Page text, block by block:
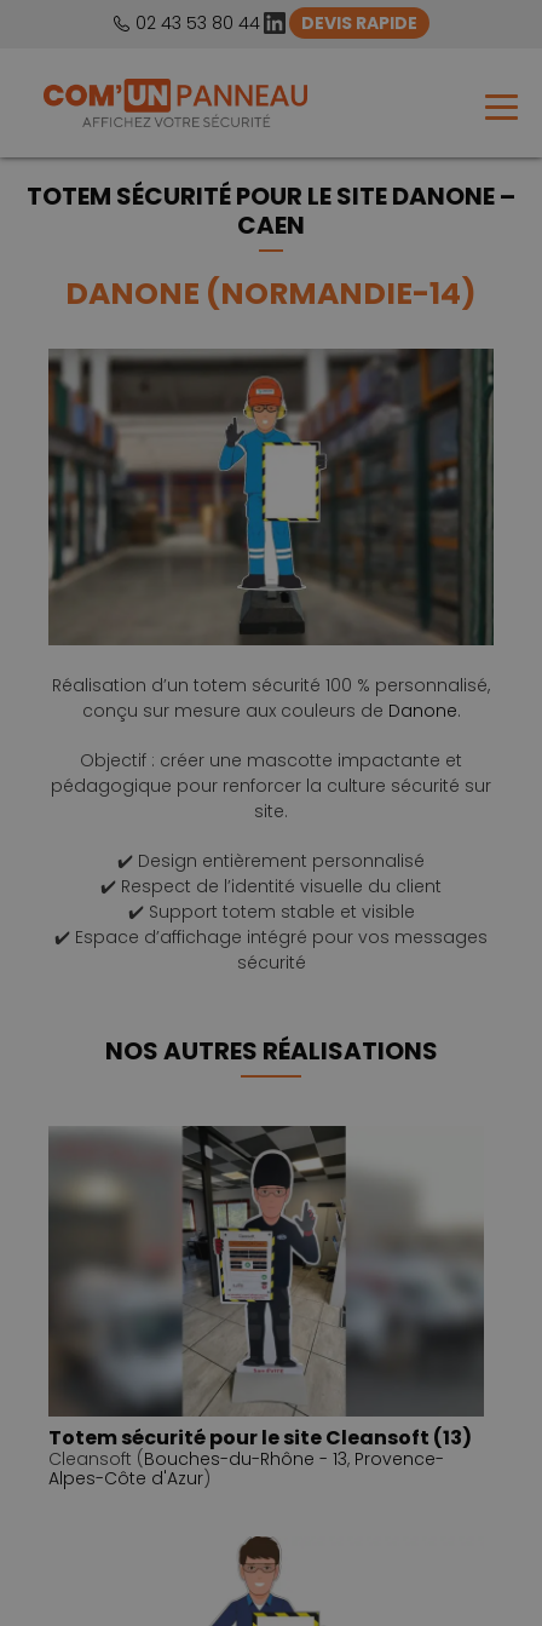
02 43 53 80 44LinkedIn
DEVIS RAPIDE
TOTEM SÉCURITÉ POUR LE SITE DANONE –
CAEN
DANONE (NORMANDIE-14)
Réalisation d’un totem sécurité 100 % personnalisé,
conçu sur mesure aux couleurs de Danone.
Objectif : créer une mascotte impactante et
pédagogique pour renforcer la culture sécurité sur
site.
✔️ Design entièrement personnalisé
✔️ Respect de l’identité visuelle du client
✔️ Support totem stable et visible
✔️ Espace d’affichage intégré pour vos messages
sécurité
NOS AUTRES RÉALISATIONS
Totem sécurité pour le site Cleansoft (13)
Cleansoft (Bouches-du-Rhône - 13, Provence-
Alpes-Côte d'Azur)